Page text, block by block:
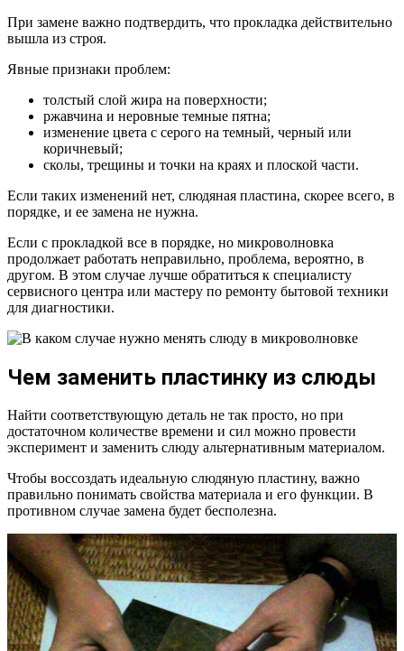
При замене важно подтвердить, что прокладка действительно
вышла из строя.
Явные признаки проблем:
толстый слой жира на поверхности;
ржавчина и неровные темные пятна;
изменение цвета с серого на темный, черный или
коричневый;
сколы, трещины и точки на краях и плоской части.
Если таких изменений нет, слюдяная пластина, скорее всего, в
порядке, и ее замена не нужна.
Если с прокладкой все в порядке, но микроволновка
продолжает работать неправильно, проблема, вероятно, в
другом. В этом случае лучше обратиться к специалисту
сервисного центра или мастеру по ремонту бытовой техники
для диагностики.
Чем заменить пластинку из слюды
Найти соответствующую деталь не так просто, но при
достаточном количестве времени и сил можно провести
эксперимент и заменить слюду альтернативным материалом.
Чтобы воссоздать идеальную слюдяную пластину, важно
правильно понимать свойства материала и его функции. В
противном случае замена будет бесполезна.